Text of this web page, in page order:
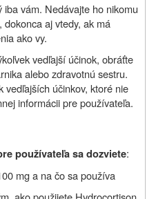
vám. Nedávajte ho nikomu
aj vtedy, ak má
ako vy.
vedľajší účinok, obráťte
alebo zdravotnú sestru.
vedľajších účinkov, ktoré nie
informácii pre používateľa.
používateľa sa dozviete:
mg a na čo sa používa